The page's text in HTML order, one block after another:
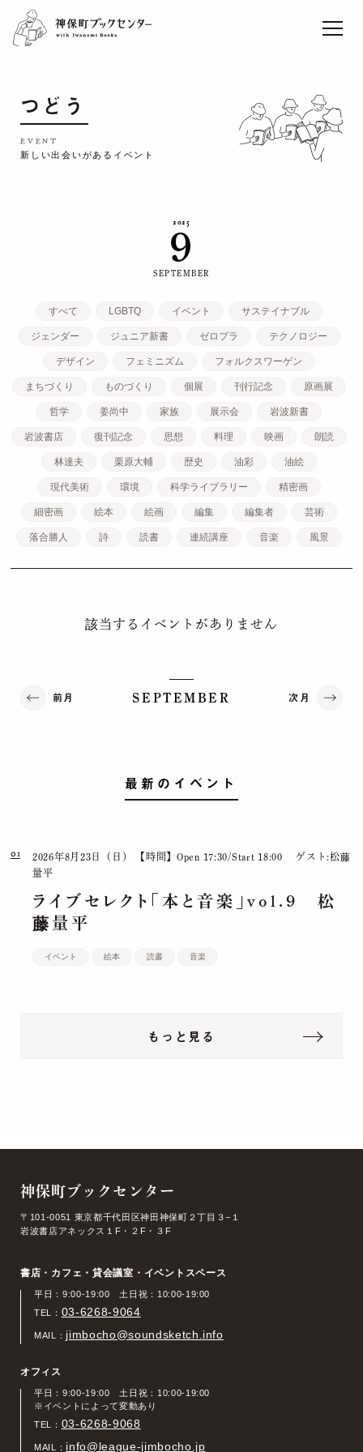
EVENT
CAFE
Sun
楽」vol.9 松藤量平
つどう
EVENT
新しい出会いがあるイベント
2025
9
SEPTEMBER
すべて LGBTQ イベント サステイナブル
ジェンダー ジュニア新書 ゼロプラ テクノロジー
デザイン フェミニズム フォルクスワーゲン
まちづくり ものづくり 個展 刊行記念 原画展
哲学 姜尚中 家族 展示会 岩波新書
岩波書店 復刊記念 思想 料理 映画 朗読
林達夫 栗原大輔 歴史 油彩 油絵
現代美術 環境 科学ライブラリー 精密画
細密画 絵本 絵画 編集 編集者 芸術
落合勝人 詩 読書 連続講座 音楽 風景
該当するイベントがありません
前月 SEPTEMBER 次月
最新のイベント
01 2026年8月23日（日） 【時間】Open 17:30/Start 18:00
ゲスト:松藤
量平
ライブセレクト「本と音楽」vol.9 松
藤量平
イベント 絵本 読書 音楽
もっと見る
神保町ブックセンター
〒101-0051 東京都千代田区神田神保町２丁目３−１
岩波書店アネックス１F・２F・３F
書店・カフェ・貸会議室・イベントスペース
平日：9:00-19:00 土日祝：10:00-19:00
TEL： 03-6268-9064
MAIL： jimbocho@soundsketch.info
オフィス
平日：9:00-19:00 土日祝：10:00-19:00
※イベントによって変動あり
TEL： 03-6268-9068
MAIL： info@league-jimbocho.jp